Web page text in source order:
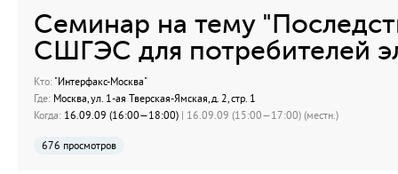
Семинар на тему
СШГЭС для потребителей
Кто: "Интерфакс-Москва"
Где: Москва, ул. 1-ая Тверская-Ямская, д. 2, стр. 1
Когда: 16.09.09 (16:00—18:00) | 16.09.09 (15:00—17:00) (местн.)
676 просмотров